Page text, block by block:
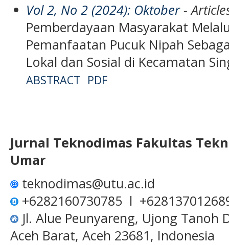
Vol 2, No 2 (2024): Oktober-
Pemberdayaan Masyarakat
Pemanfaatan Pucuk Nipah
Lokal dan Sosial di Kecamatan
ABSTRACT PDF
Jurnal Teknodimas Fakultas
Umar
teknodimas@utu.ac.id
+6282160730785 l
Jl. Alue Peunyareng, Ujong
Aceh Barat, Aceh 23681, Indonesia